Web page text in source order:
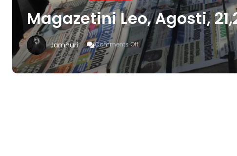
Magazetini Leo, Agosti,
Jamhuri Comments Off
On
Magazetini
Leo,
Agosti,